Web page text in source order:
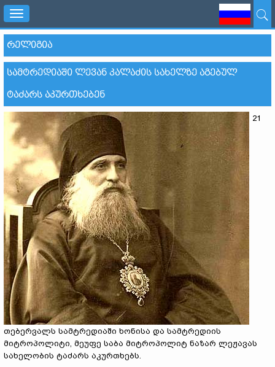
Toggle
navigation
ᲠᲔᲚᲘᲒᲘᲐ
ᲡᲐᲛᲢᲠᲔᲓᲘᲐᲨᲘ ᲚᲔᲕᲐᲜ ᲙᲐᲚᲐᲫᲘᲡ ᲡᲐᲮᲔᲚᲖᲔ ᲐᲒᲔᲑᲣᲚ
ᲢᲐᲫᲐᲠᲡ ᲐᲙᲣᲠᲗᲮᲔᲑᲔᲜ
21
თებერვალს სამტრედიაში ხონისა და სამტრედიის
მიტროპოლიტი, მეუფე საბა მიტროპოლიტ ნაზარ ლეჟავას
სახელობის ტაძარს აკურთხებს.